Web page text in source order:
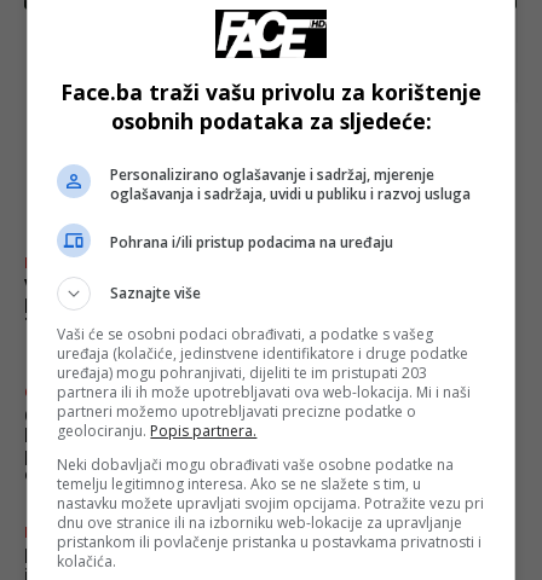
Sarajevo poraženo od Zrinjskog u generalnoj probi
najnovije FACE.BA
FACE TV
Vremenska prognoza by
Haris Babić za 4. 7. i 5.
7.2026.
Crna hronika
ODLAZAK GENERALA:
Preminuo Hasan Efendić,
prvi komandant Teritorijalne
odbrane RBiH
Izdvojeno
Demirović: “Dokazali smo da
Face.ba traži vašu privolu za korištenje
osobnih podataka za sljedeće:
Personalizirano oglašavanje i sadržaj, mjerenje
oglašavanja i sadržaja, uvidi u publiku i razvoj usluga
Pohrana i/ili pristup podacima na uređaju
Saznajte više
Vaši će se osobni podaci obrađivati, a podatke s vašeg
uređaja (kolačiće, jedinstvene identifikatore i druge podatke
uređaja) mogu pohranjivati, dijeliti te im pristupati 203
partnera ili ih može upotrebljavati ova web-lokacija. Mi i naši
partneri možemo upotrebljavati precizne podatke o
geolociranju. Popis partnera.
Neki dobavljači mogu obrađivati vaše osobne podatke na
temelju legitimnog interesa. Ako se ne slažete s tim, u
nastavku možete upravljati svojim opcijama. Potražite vezu pri
dnu ove stranice ili na izborniku web-lokacije za upravljanje
pristankom ili povlačenje pristanka u postavkama privatnosti i
kolačića.